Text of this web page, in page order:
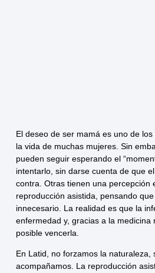
El deseo de ser mamá es uno de
la vida de muchas mujeres. Sin
pueden seguir esperando el
intentarlo, sin darse cuenta de que
contra. Otras tienen una percepción
reproducción asistida, pensando que
innecesario. La realidad es que la
enfermedad y, gracias a la medicina
posible vencerla.
En Latid, no forzamos la naturaleza,
acompañamos. La reproducción